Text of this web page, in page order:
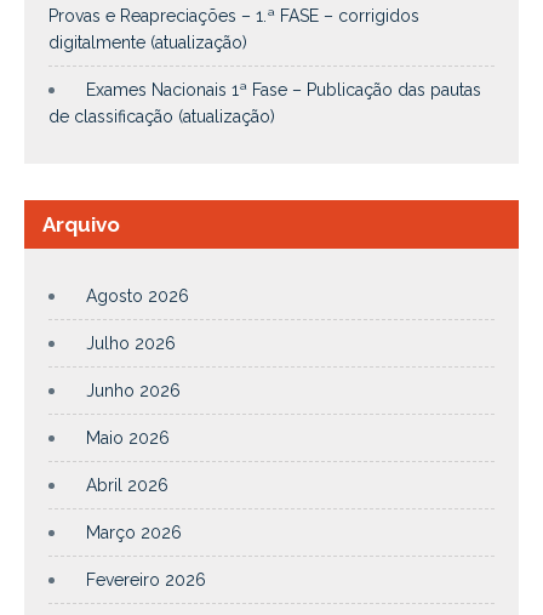
Provas e Reapreciações – 1.ª FASE – corrigidos
digitalmente (atualização)
Exames Nacionais 1ª Fase – Publicação das pautas
de classificação (atualização)
Arquivo
Agosto 2026
Julho 2026
Junho 2026
Maio 2026
Abril 2026
Março 2026
Fevereiro 2026